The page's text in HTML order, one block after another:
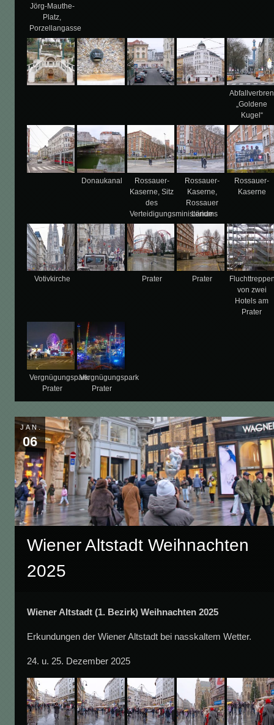
Jörg-Mauthe-
Platz,
Porzellangasse
„Goldene
Kugel“
Donaukanal
Rossauer-
Kaserne, Sitz
des
Verteidigungsministeriums
Rossauer-
Kaserne,
Rossauer
Lände
Rossauer-
Kaserne
Votivkirche Prater Prater
von zwei
Hotels am
Prater
Vergnügungspark
Prater
Vergnügungspark
Prater
JAN.
06
Wiener Altstadt Weihnachten
2025
Wiener Altstadt (1. Bezirk) Weihnachten 2025
Erkundungen der Wiener Altstadt bei nasskaltem Wetter.
24. u. 25. Dezember 2025